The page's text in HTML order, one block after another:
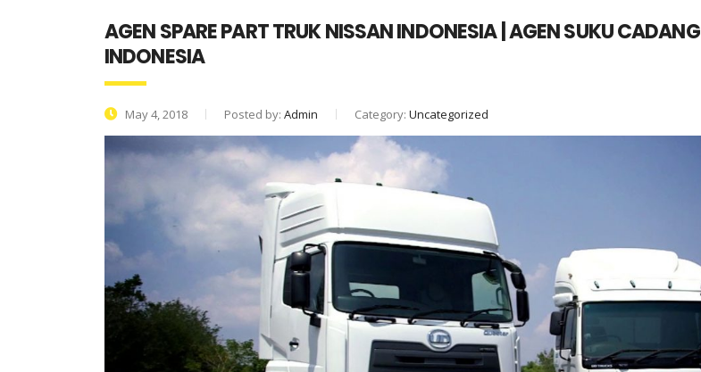
AGEN SPARE PART TRUK NISSAN INDONESIA | AGEN SUKU
INDONESIA
May 4, 2018 Posted by: Admin Category: Uncategorized